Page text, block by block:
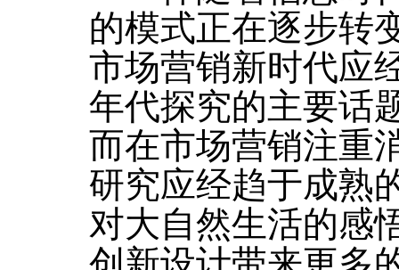
的模式正在逐步转
市场营销新时代应
年代探究的主要话
而在市场营销注重
研究应经趋于成熟
对大自然生活的感